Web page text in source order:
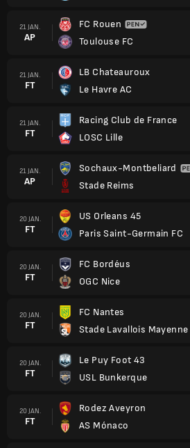
21 JAN.
AP
FC Rouen
Toulouse FC
21 JAN.
FT
LB Chateauroux
Le Havre AC
21 JAN.
FT
Racing Club de France
LOSC Lille
21 JAN.
AP
Sochaux-Montbeliard
Stade Reims
20 JAN.
FT
US Orleans 45
Paris Saint-Germain FC
20 JAN.
FT
FC Bordéus
OGC Nice
20 JAN.
FT
FC Nantes
Stade Lavallois Mayenne
20 JAN.
FT
Le Puy Foot 43
USL Bunkerque
20 JAN.
FT
Rodez Aveyron
AS Mónaco